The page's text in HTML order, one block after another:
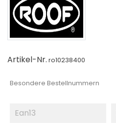
Artikel-Nr. ro10238400
Besondere Bestellnummern
Ean13